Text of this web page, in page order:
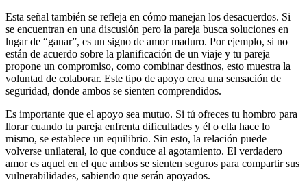
Esta señal también se refleja en cómo manejan los desacuerdos. Si
se encuentran en una discusión pero la pareja busca soluciones en
lugar de “ganar”, es un signo de amor maduro. Por ejemplo, si no
están de acuerdo sobre la planificación de un viaje y tu pareja
propone un compromiso, como combinar destinos, esto muestra la
voluntad de colaborar. Este tipo de apoyo crea una sensación de
seguridad, donde ambos se sienten comprendidos.
Es importante que el apoyo sea mutuo. Si tú ofreces tu hombro para
llorar cuando tu pareja enfrenta dificultades y él o ella hace lo
mismo, se establece un equilibrio. Sin esto, la relación puede
volverse unilateral, lo que conduce al agotamiento. El verdadero
amor es aquel en el que ambos se sienten seguros para compartir sus
vulnerabilidades, sabiendo que serán apoyados.